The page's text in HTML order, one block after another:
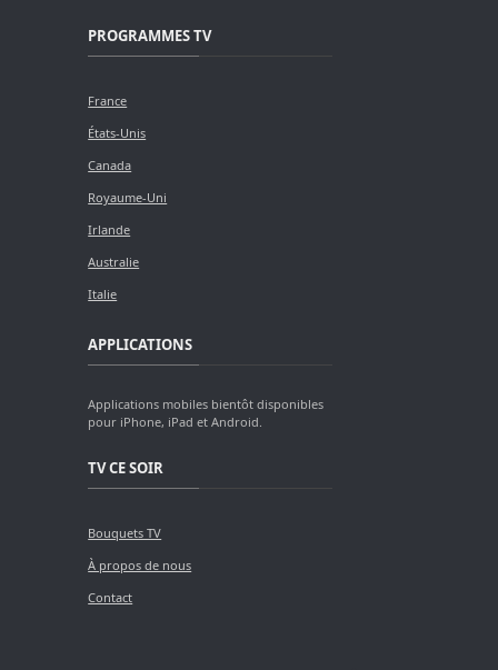
PROGRAMMES TV
France
États-Unis
Canada
Royaume-Uni
Irlande
Australie
Italie
APPLICATIONS
Applications mobiles bientôt disponibles
pour iPhone, iPad et Android.
TV CE SOIR
Bouquets TV
À propos de nous
Contact